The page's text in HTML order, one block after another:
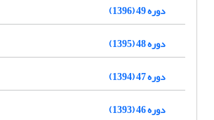
دوره 49 (1396)
دوره 48 (1395)
دوره 47 (1394)
دوره 46 (1393)